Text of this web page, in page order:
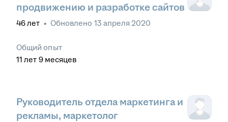
продвижению и разработке сайтов
46лет • Обновлено 13 апреля 2020
Общий опыт
11 лет 9 месяцев
Руководитель отдела маркетинга и
рекламы, маркетолог